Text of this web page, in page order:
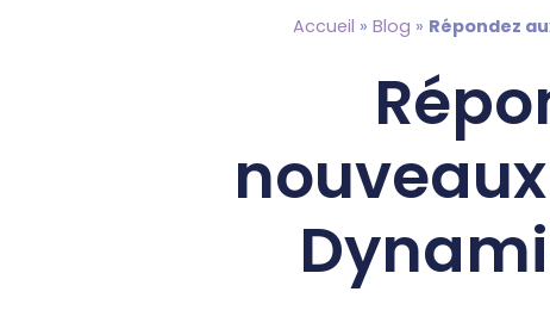
Accueil » Blog » Répondez